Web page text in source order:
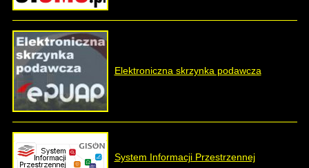
Elektroniczna skrzynka podawcza
System Informacji Przestrzennej